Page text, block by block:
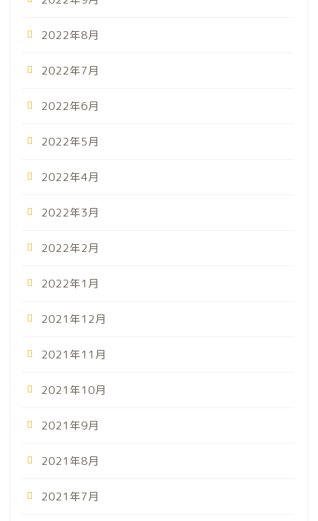
2022年8月
2022年7月
2022年6月
2022年5月
2022年4月
2022年3月
2022年2月
2022年1月
2021年12月
2021年11月
2021年10月
2021年9月
2021年8月
2021年7月